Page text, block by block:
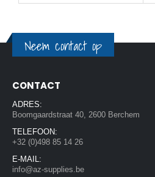
Neem contact op
CONTACT
ADRES:
Boomgaardstraat 40, 2600 Berchem
TELEFOON:
+32 (0)498 85 14 26
E-MAIL:
info@az-supplies.be